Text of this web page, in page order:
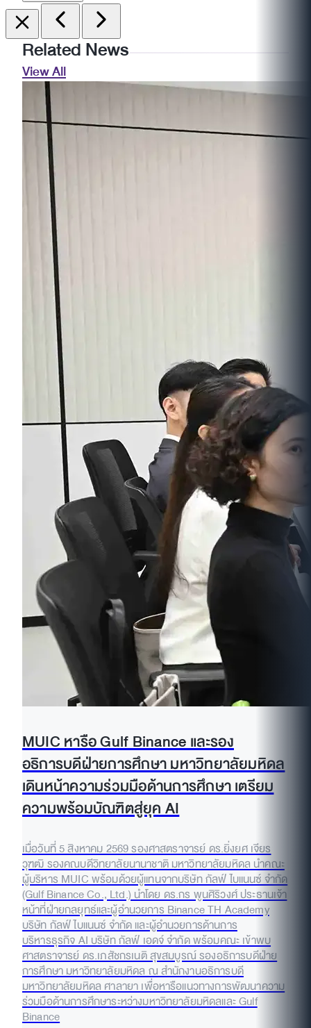
Related News
View All
MUIC หารือ Gulf Binance และรอง
อธิการบดีฝ่ายการศึกษา มหาวิทยาลัยมหิดล
เดินหน้าความร่วมมือด้านการศึกษา เตรียม
ความพร้อมบัณฑิตสู่ยุค AI
เมื่อวันที่ 5 สิงหาคม 2569 รองศาสตราจารย์ ดร.ยิ่งยศ เจียร
วุฑฒิ รองคณบดีวิทยาลัยนานาชาติ มหาวิทยาลัยมหิดล นำคณะ
ผู้บริหาร MUIC พร้อมด้วยผู้แทนจากบริษัท กัลฟ์ ไบแนนซ์ จำกัด
(Gulf Binance Co., Ltd.) นำโดย ดร.กร พูนศิริวงศ์ ประธานเจ้า
หน้าที่ฝ่ายกลยุทธ์และผู้อำนวยการ Binance TH Academy
บริษัท กัลฟ์ ไบแนนซ์ จำกัด และผู้อำนวยการด้านการ
บริหารธุรกิจ AI บริษัท กัลฟ์ เอดจ์ จำกัด พร้อมคณะ เข้าพบ
ศาสตราจารย์ ดร.เภสัชกรเนติ สุขสมบูรณ์ รองอธิการบดีฝ่าย
การศึกษา มหาวิทยาลัยมหิดล ณ สำนักงานอธิการบดี
มหาวิทยาลัยมหิดล ศาลายา เพื่อหารือแนวทางการพัฒนาความ
ร่วมมือด้านการศึกษาระหว่างมหาวิทยาลัยมหิดลและ Gulf
Binance